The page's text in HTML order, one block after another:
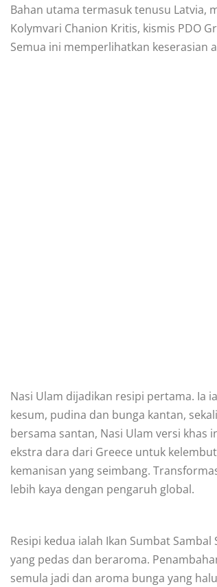
Bahan utama termasuk tenusu Latvia,
Kolymvari Chanion Kritis, kismis PDO
Semua ini memperlihatkan keserasian
Nasi Ulam dijadikan resipi pertama. Ia
kesum, pudina dan bunga kantan,
bersama santan, Nasi Ulam versi
ekstra dara dari Greece untuk
kemanisan yang seimbang.
lebih kaya dengan pengaruh global.
Resipi kedua ialah Ikan Sumbat
yang pedas dan beraroma.
semula jadi dan aroma bunga yang